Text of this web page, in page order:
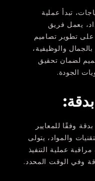
تبدأ عملية
يعمل فريق
على تطوير تصاميم
والوظيفية،
لضمان تحقيق
الجودة.
وفقًا للمعايير
والمواد، يتولى
عملية التنفيذ
وفي الوقت المحدد.